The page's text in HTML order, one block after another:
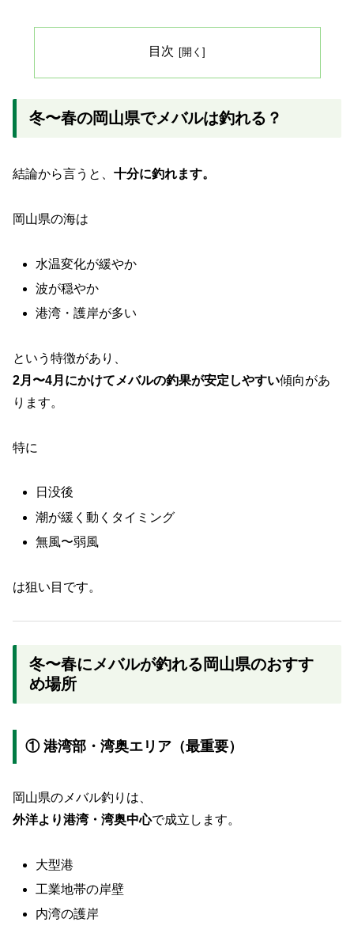
目次
冬〜春の岡山県でメバルは釣れる？
結論から言うと、 十分に釣れます。
岡山県の海は
水温変化が緩やか
波が穏やか
港湾・護岸が多い
という特徴があり、
2月〜4月にかけてメバルの釣果が安定しやすい傾向があ
ります。
特に
日没後
潮が緩く動くタイミング
無風〜弱風
は狙い目です。
冬〜春にメバルが釣れる岡山県のおすす
め場所
① 港湾部・湾奥エリア（最重要）
岡山県のメバル釣りは、
外洋より港湾・湾奥中心で成立します。
大型港
工業地帯の岸壁
内湾の護岸